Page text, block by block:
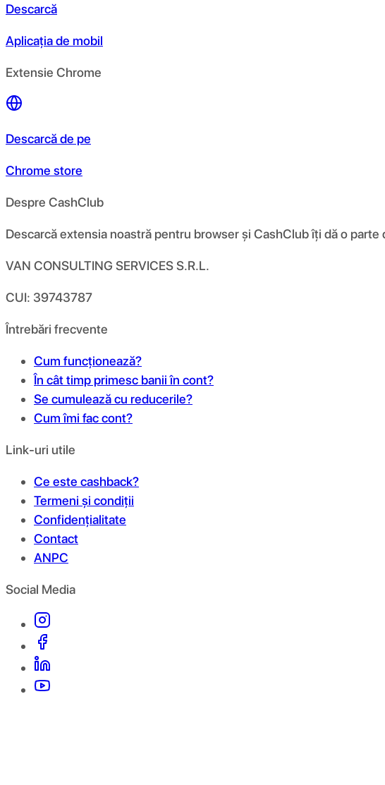
Descarcă
Aplicația de mobil
Extensie Chrome
Descarcă de pe
Chrome store
Despre CashClub
Descarcă extensia noastră pentru browser și CashClub îți dă o
VAN CONSULTING SERVICES S.R.L.
CUI: 39743787
Întrebări frecvente
Cum funcționează?
În cât timp primesc banii în cont?
Se cumulează cu reducerile?
Cum îmi fac cont?
Link-uri utile
Ce este cashback?
Termeni și condiții
Confidențialitate
Contact
ANPC
Social Media